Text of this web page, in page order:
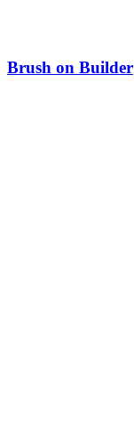
Brush on Builder